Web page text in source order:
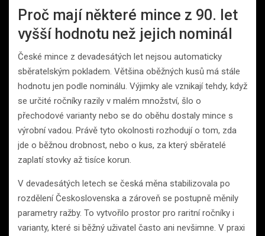
Proč mají některé mince z 90. let
vyšší hodnotu než jejich nominál
České mince z devadesátých let nejsou automaticky
sběratelským pokladem. Většina oběžných kusů má stále
hodnotu jen podle nominálu. Výjimky ale vznikají tehdy, když
se určité ročníky razily v malém množství, šlo o
přechodové varianty nebo se do oběhu dostaly mince s
výrobní vadou. Právě tyto okolnosti rozhodují o tom, zda
jde o běžnou drobnost, nebo o kus, za který sběratelé
zaplatí stovky až tisíce korun.
V devadesátých letech se česká měna stabilizovala po
rozdělení Československa a zároveň se postupně měnily
parametry ražby. To vytvořilo prostor pro raritní ročníky i
varianty, které si běžný uživatel často ani nevšimne. V praxi